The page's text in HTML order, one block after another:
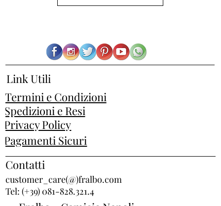
Termini e Condizioni
Link Utili
Spedizioni e Resi
Privacy Policy
Pagamenti Sicuri
Contatti
customer_care(@)fralbo.com
Tel: (+39) 081-828.321.4